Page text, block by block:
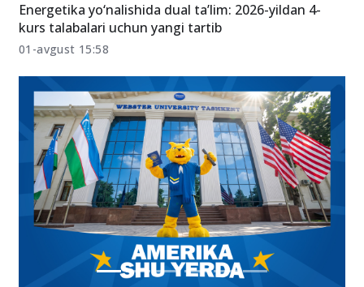
Energetika yo‘nalishida dual ta’lim: 2026-yildan 4-
kurs talabalari uchun yangi tartib
01-avgust 15:58